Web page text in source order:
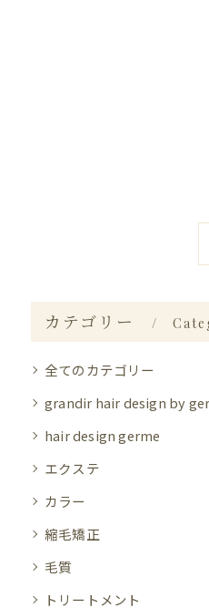
カテゴリー
全てのカテゴリー
grandir hair design by
hair design germe
エクステ
カラー
縮毛矯正
毛質
トリートメント